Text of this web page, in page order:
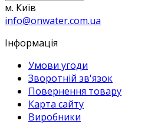
м. Київ
info@onwater.com.ua
Інформація
Умови угоди
Зворотній зв'язок
Повернення товару
Карта сайту
Виробники